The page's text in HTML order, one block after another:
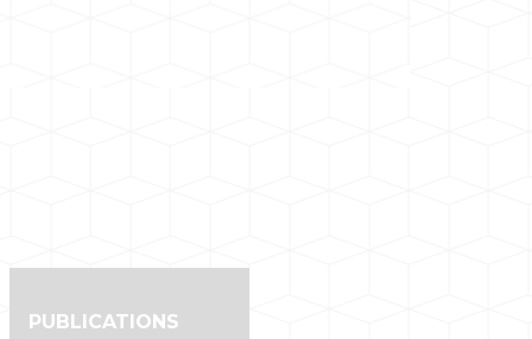
PUBLICATIONS